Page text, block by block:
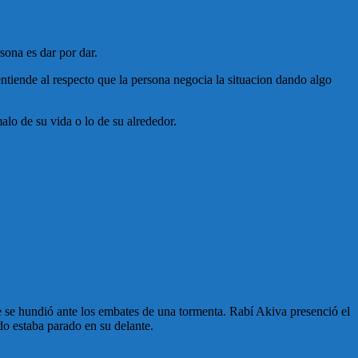
es dar por dar.
al respecto que la persona negocia la situacion dando algo
de su vida o lo de su alrededor.
hundió ante los embates de una tormenta. Rabí Akiva presenció el
estaba parado en su delante.